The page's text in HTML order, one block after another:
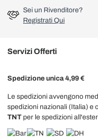
Sei un Rivenditore?
Registrati Qui
Servizi Offerti
Spedizione unica 4,99 €
Le spedizioni avvengono
spedizioni nazionali (Italia) e
TNT per le spedizioni